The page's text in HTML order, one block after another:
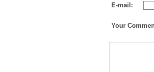
E-mail:
Your